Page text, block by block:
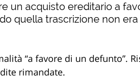
un acquisto ereditario a
quella trascrizione non
“a favore di un defunto”.
rimandate.